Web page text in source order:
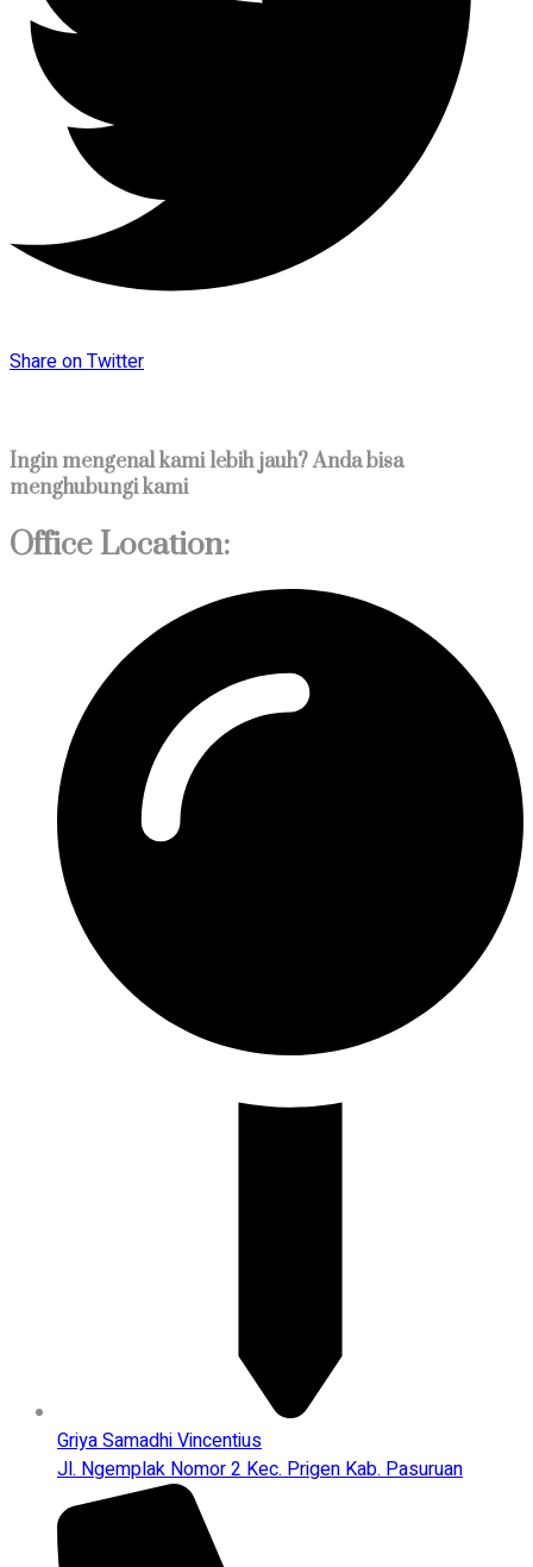
Share on Twitter
Ingin mengenal kami lebih jauh? Anda bisa
menghubungi kami
Office Location:
Griya Samadhi Vincentius
Jl. Ngemplak Nomor 2 Kec. Prigen Kab. Pasuruan